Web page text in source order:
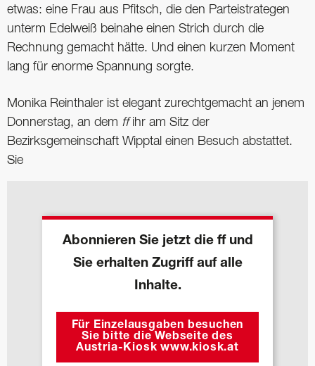
etwas: eine Frau aus Pfitsch, die den Parteistrategen
unterm Edelweiß beinahe einen Strich durch die
Rechnung gemacht hätte. Und einen kurzen Moment
lang für enorme Spannung sorgte.
Monika Reinthaler ist elegant zurechtgemacht an jenem
Donnerstag, an dem ffihr am Sitz der
Bezirksgemeinschaft Wipptal einen Besuch abstattet.
Sie
Abonnieren Sie jetzt die ff und
Sie erhalten Zugriff auf alle
Inhalte.
Für Einzelausgaben besuchen
Sie bitte die Webseite des
Austria-Kiosk www.kiosk.at